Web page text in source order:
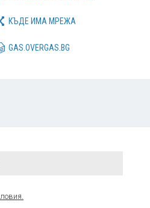
КЪДЕ ИМА МРЕЖА
GAS.OVERGAS.BG